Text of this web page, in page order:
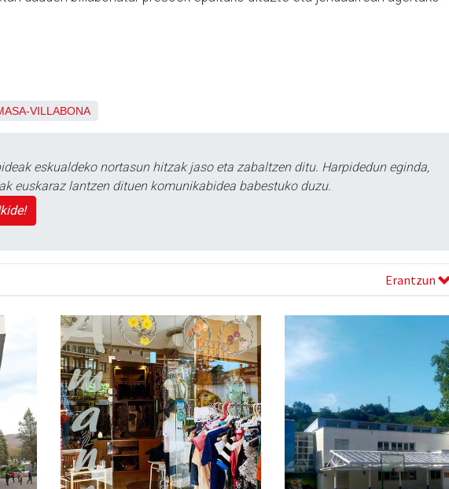
VILLABONA
eskualdeko nortasun hitzak jaso eta zabaltzen ditu. Harpidedun eginda,
euskaraz lantzen dituen komunikabidea babestuko duzu.
Erantzun